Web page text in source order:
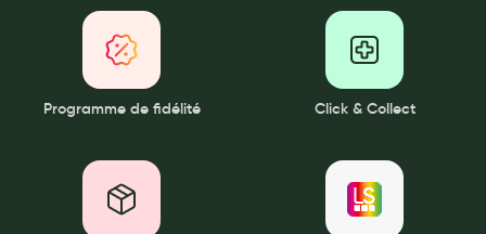
Programme de fidélité Click & Collect